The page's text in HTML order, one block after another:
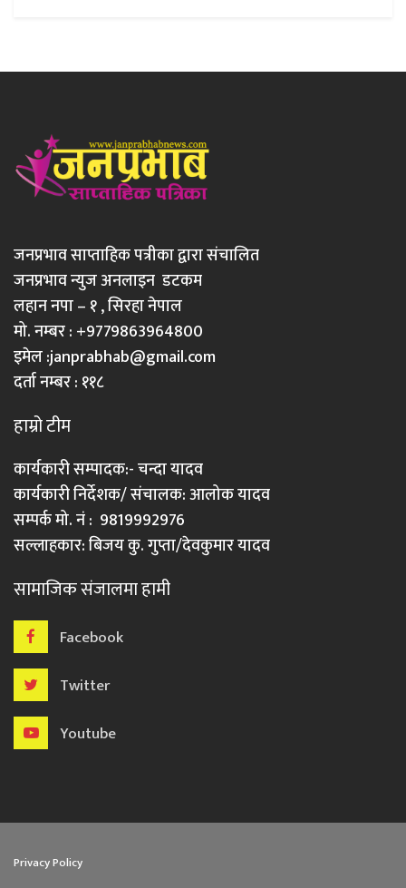
जनप्रभाव साप्ताहिक पत्रीका द्वारा संचालित
जनप्रभाव न्युज अनलाइन डटकम
लहान नपा – १ , सिरहा नेपाल
मो. नम्बर : +9779863964800
इमेल :janprabhab@gmail.com
दर्ता नम्बर : ११८
हाम्रो टीम
कार्यकारी सम्पादक:- चन्दा यादव
कार्यकारी निर्देशक/ संचालक: आलोक यादव
सम्पर्क मो. नं : 9819992976
सल्लाहकार: बिजय कु. गुप्ता/देवकुमार यादव
सामाजिक संजालमा हामी
Facebook
Twitter
Youtube
Privacy Policy